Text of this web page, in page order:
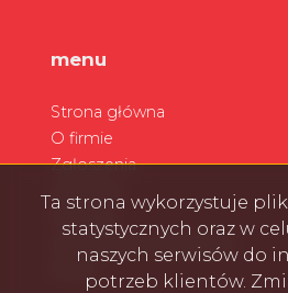
menu
Strona główna
O firmie
Zgłoszenia
Zarządzanie wynajmem
Ta strona wykorzystuje
statystycznych oraz w
naszych serwisów do
potrzeb klientów.